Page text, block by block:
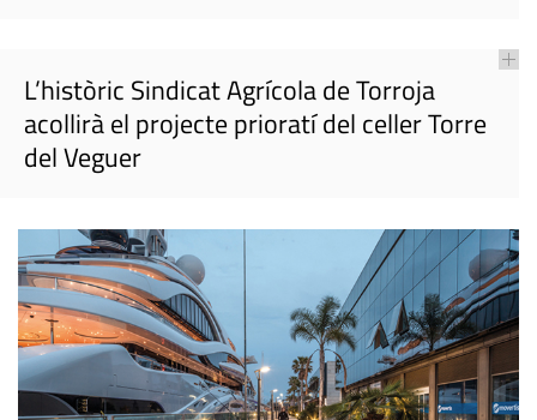
L’històric Sindicat Agrícola de Torroja
acollirà el projecte prioratí del celler Torre
del Veguer